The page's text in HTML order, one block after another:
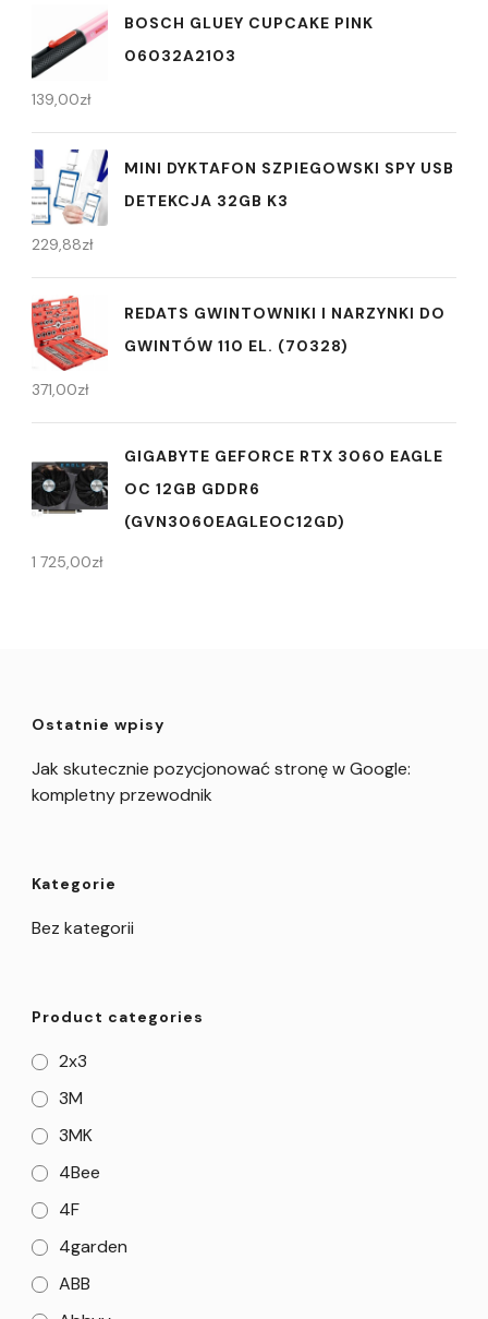
BOSCH GLUEY CUPCAKE PINK
06032A2103
139,00zł
MINI DYKTAFON SZPIEGOWSKI SPY USB
DETEKCJA 32GB K3
229,88zł
REDATS GWINTOWNIKI I NARZYNKI DO
GWINTÓW 110 EL. (70328)
371,00zł
GIGABYTE GEFORCE RTX 3060 EAGLE
OC 12GB GDDR6
(GVN3060EAGLEOC12GD)
1 725,00zł
Ostatnie wpisy
Jak skutecznie pozycjonować stronę w Google:
kompletny przewodnik
Kategorie
Bez kategorii
Product categories
2x3
3M
3MK
4Bee
4F
4garden
ABB